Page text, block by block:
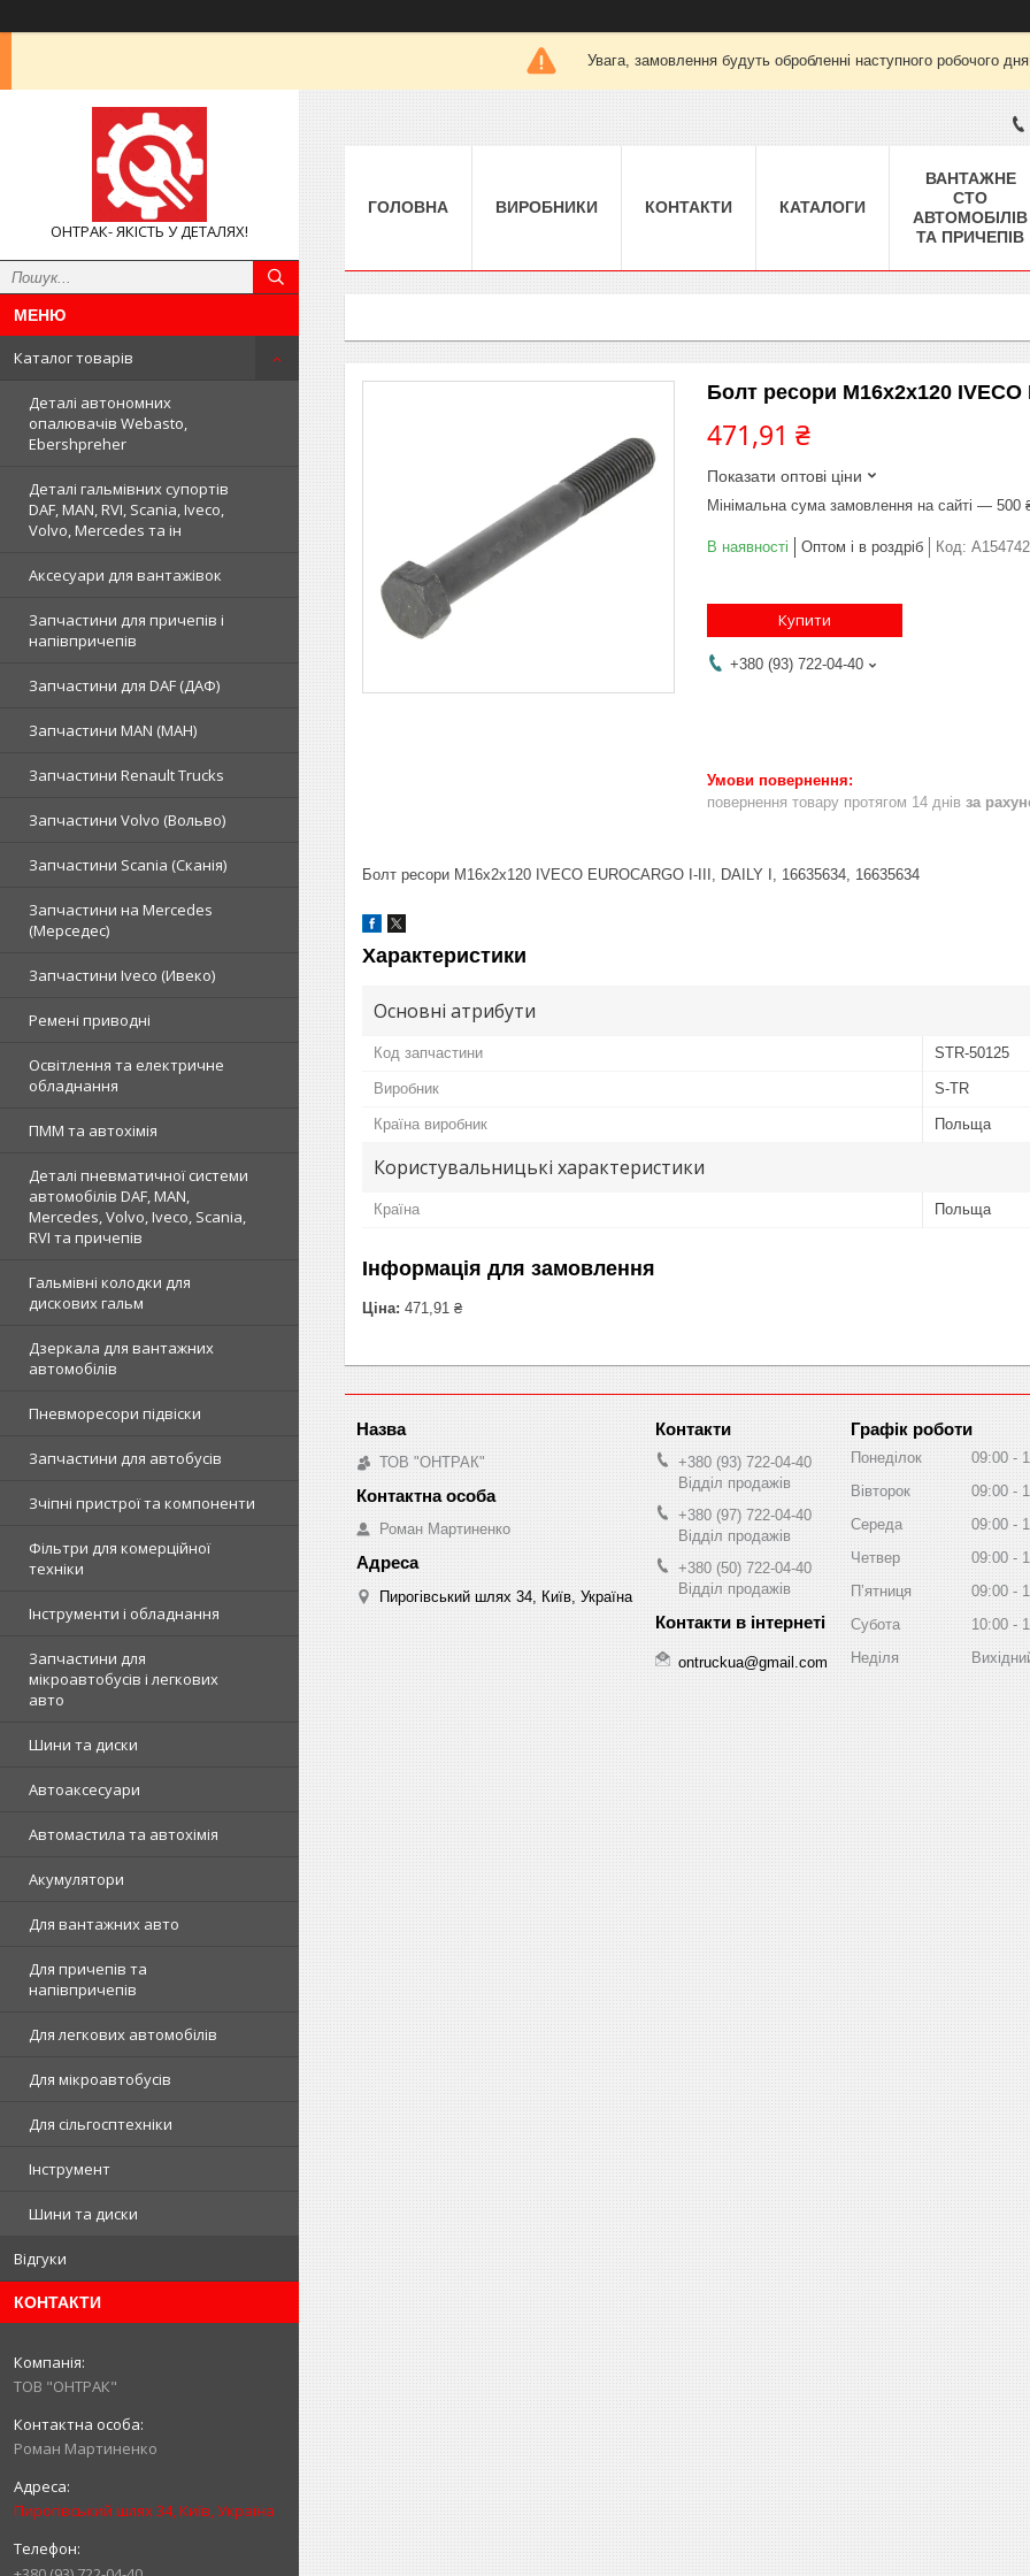
Увага, замовлення будуть обробленні наступного робочого
ОНТРАК- ЯКІСТЬ У ДЕТАЛЯХ!
Каталог товарів
Деталі автономних
опалювачів Webasto,
Ebershpreher
Деталі гальмівних супортів
DAF, MAN, RVI, Scania, Iveco,
Volvo, Mercedes та ін
Аксесуари для вантажівок
Запчастини для причепів і
напівпричепів
Запчастини для DAF (ДАФ)
Запчастини MAN (МАН)
Запчастини Renault Trucks
Запчастини Volvo (Вольво)
Запчастини Scania (Сканія)
Запчастини на Mercedes
(Мерседес)
Запчастини Iveco (Ивеко)
Ремені приводні
Освітлення та електричне
обладнання
ПММ та автохімія
Деталі пневматичної системи
автомобілів DAF, MAN,
Mercedes, Volvo, Iveco, Scania,
RVI та причепів
Гальмівні колодки для
дискових гальм
Дзеркала для вантажних
автомобілів
Пневморесори підвіски
Запчастини для автобусів
Зчіпні пристрої та компоненти
Фільтри для комерційної
техніки
Інструменти і обладнання
Запчастини для
мікроавтобусів і легкових
авто
Шини та диски
Автоаксесуари
Автомастила та автохімія
Акумулятори
Для вантажних авто
Для причепів та
напівпричепів
Для легкових автомобілів
Для мікроавтобусів
Для сільгосптехніки
Інструмент
Шини та диски
Відгуки
КОНТАКТИ
ТОВ "ОНТРАК"
Роман Мартиненко
Пирогівський шлях 34, Київ, Україна
ГОЛОВНА ВИРОБНИКИ КОНТАКТИ КАТАЛОГИ
ВАНТАЖНЕ
СТО
АВТОМОБІЛІВ
ТА ПРИЧЕПІВ
Болт ресори M16x2x120 IVECO
471,91 ₴
Показати оптові ціни
Мінімальна сума замовлення на сайті — 500
В наявності Оптом і в роздріб Код: A154742
Купити
+380 (93) 722-04-40
повернення товару протягом 14 днів за
Болт ресори M16x2x120 IVECO EUROCARGO I-III, DAILY I, 16635634, 16635634
Характеристики
Основні атрибути
Код запчастини STR-50125
Виробник S-TR
Країна виробник Польща
Користувальницькі характеристики
Країна Польща
Інформація для замовлення
Ціна: 471,91 ₴
ТОВ "ОНТРАК"
Роман Мартиненко
Пирогівський шлях 34, Київ, Україна
+380 (93) 722-04-40
Відділ продажів
+380 (97) 722-04-40
Відділ продажів
+380 (50) 722-04-40
Відділ продажів
ontruckua@gmail.com
Графік роботи
Понеділок 09:00
Вівторок
09:00
Середа
09:00
Четвер
09:00
Пʼятниця
09:00
Субота
10:00
Неділя